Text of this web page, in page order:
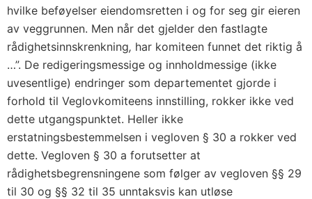
hvilke beføyelser eiendomsretten i og for seg gir eieren
av veggrunnen. Men når det gjelder den fastlagte
rådighetsinnskrenkning, har komiteen funnet det riktig å
…”. De redigeringsmessige og innholdmessige (ikke
uvesentlige) endringer som departementet gjorde i
forhold til Veglovkomiteens innstilling, rokker ikke ved
dette utgangspunktet. Heller ikke
erstatningsbestemmelsen i vegloven § 30 a rokker ved
dette. Vegloven § 30 a forutsetter at
rådighetsbegrensningene som følger av vegloven §§ 29
til 30 og §§ 32 til 35 unntaksvis kan utløse